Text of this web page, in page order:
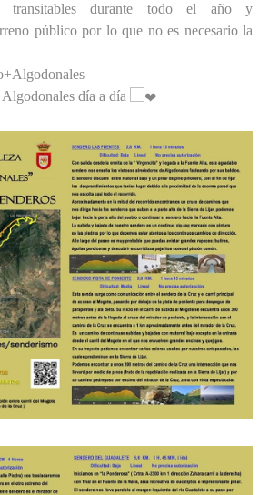
transitables durante todo el año y
público por lo que no es necesario la
día a día